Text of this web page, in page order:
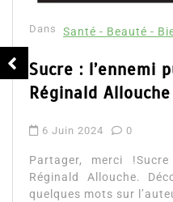
Dans Santé - Beauté -
Sucre : l’ennemi
Réginald Allouche
6 Juin 2024 0
Partager, merci
Réginald Allouche.
quelques mots sur